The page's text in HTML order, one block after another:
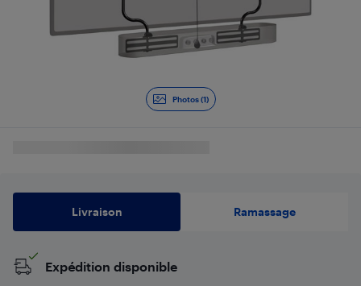
Photos (1)
Livraison Ramassage
Expédition disponible